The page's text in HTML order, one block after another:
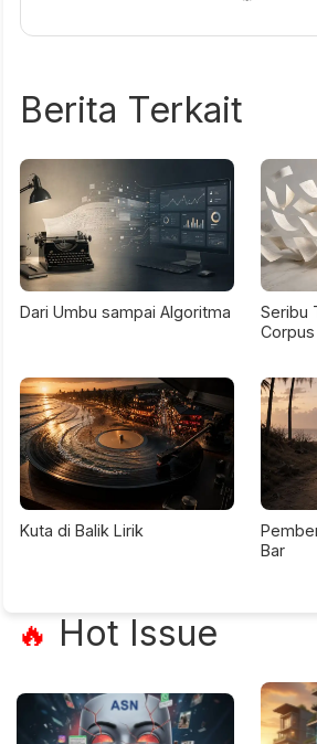
Berita Terkait
Dari Umbu sampai Algoritma
Seribu
Corpus
Kuta di Balik Lirik
Bar
🔥 Hot Issue